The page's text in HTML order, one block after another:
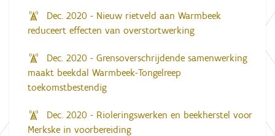
Dec. 2020 - Nieuw rietveld aan Warmbeek
reduceert effecten van overstortwerking
Dec. 2020 - Grensoverschrijdende samenwerking
maakt beekdal Warmbeek-Tongelreep
toekomstbestendig
Dec. 2020 - Rioleringswerken en beekherstel voor
Merkske in voorbereiding